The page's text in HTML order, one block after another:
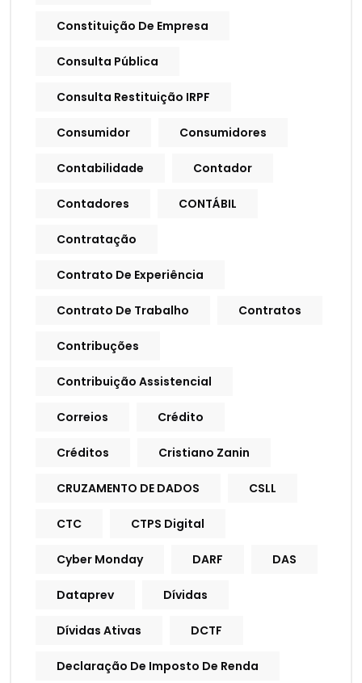
Constituição De Empresa
Consulta Pública
Consulta Restituição IRPF
Consumidor Consumidores
Contabilidade Contador
Contadores CONTÁBIL
Contratação
Contrato De Experiência
Contrato De Trabalho Contratos
Contribuções
Contribuição Assistencial
Correios Crédito
Créditos Cristiano Zanin
CRUZAMENTO DE DADOS CSLL
CTC CTPS Digital
Cyber Monday DARF DAS
Dataprev Dívidas
Dívidas Ativas DCTF
Declaração De Imposto De Renda